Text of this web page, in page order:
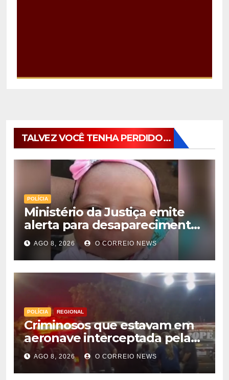
TALVEZ VOCÊ TENHA PERDIDO...
POLÍCIA
Ministério da Justiça emite
alerta para desaparecimento
de bebê de 28 dias em MS;
polícia apura suposto
sequestro
AGO 8, 2026 O CORREIO NEWS
POLÍCIA REGIONAL
Criminosos que estavam em
aeronave interceptada pela
FAB em MS morrem durante
confronto com o Bope
AGO 8, 2026 O CORREIO NEWS